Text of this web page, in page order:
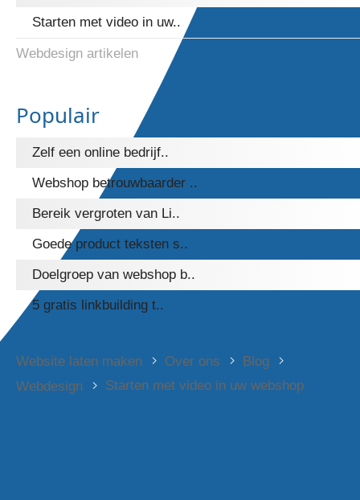
Starten met video in uw..
Webdesign artikelen
Populair
Zelf een online bedrijf..
Webshop betrouwbaarder ..
Bereik vergroten van Li..
Goede product teksten s..
Doelgroep van webshop b..
5 gratis linkbuilding t..
Website laten maken Over ons
Blog
Webdesign
Starten met video in uw webshop